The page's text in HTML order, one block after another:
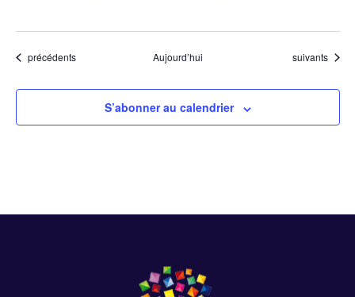
Évènements
précédents Aujourd’hui Évènements
suivants
S’abonner au calendrier